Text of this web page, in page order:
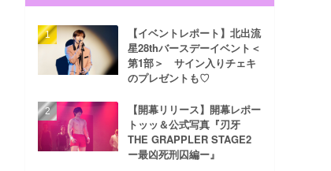
【イベントレポート】北出流
星28thバースデーイベント＜
第1部＞ サイン入りチェキ
のプレゼントも♡
【開幕リリース】開幕レポー
トッッ＆公式写真『刃牙
THE GRAPPLER STAGE2
ー最凶死刑囚編ー』